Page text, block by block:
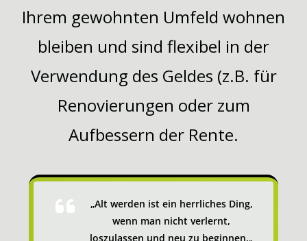
Ihrem gewohnten Umfeld wohnen
bleiben und sind flexibel in der
Verwendung des Geldes (z.B. für
Renovierungen oder zum
Aufbessern der Rente.
„Alt werden ist ein herrliches Ding,
wenn man nicht verlernt,
loszulassen und neu zu beginnen.„